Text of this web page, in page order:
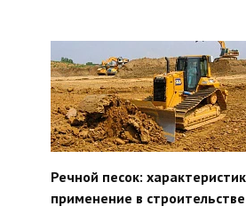
Речной песок:
применение в строительстве